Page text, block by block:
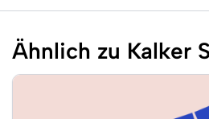
Ähnlich zu Kalker